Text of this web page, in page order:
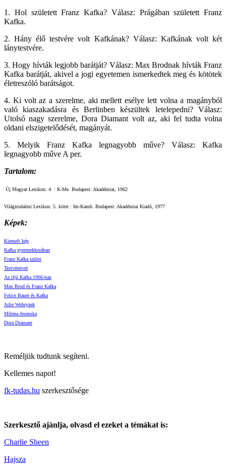
1. Hol született Franz Kafka? Válasz: Prágában született Franz
Kafka.
2. Hány élő testvére volt Kafkának? Válasz: Kafkának volt két
lánytestvére.
3. Hogy hívták legjobb barátját? Válasz: Max Brodnak hívták Franz
Kafka barátját, akivel a jogi egyetemen ismerkedtek meg és kötötek
életreszóló barátságot.
4. Ki volt az a szerelme, aki mellett esélye lett volna a magányból
való kiaszakadásra és Berlinben készültek letelepedni? Válasz:
Utolsó nagy szerelme, Dora Diamant volt az, aki fel tudta volna
oldani elszigetelődését, magányát.
5. Melyik Franz Kafka legnagyobb műve? Válasz: Kafka
legnagyobb műve A per.
Tartalom:
Új Magyar Lexikon. 4. : K-Me. Budapest: Akadémiai, 1962
Világirodalmi Lexikon. 5. kötet : Im-Kamb. Budapest: Akadémiai Kiadó, 1977
Képek:
Kiemelt kép
Kafka gyermekkorában
Franz Kafka szülei
Testvéreivel
Az ifjú Kafka 1906-ban
Max Brod és Franz Kafka
Felice Bauer és Kafka
Julie Wohryzek
Milena Jesenska
Dora Diamant
Reméljük tudtunk segíteni.
Kellemes napot!
fk-tudas.hu szerkesztősége
Szerkesztő ajánlja, olvasd el ezeket a témákat is:
Charlie Sheen
Hajsza